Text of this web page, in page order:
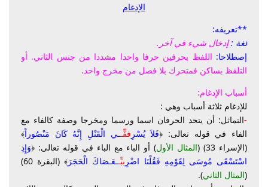
الإدغام
**تعريفه:
لغة :إدخال شيء في آخر .
إصطلاحا: اللفظ بحرفين حرفا واحدا مشددا من جنس الثاني. أو
التلفظ بساكن فمتحرك بلا فصل من مخرج واحد.
أسباب الإدغام:
للإدغام ثلاثة أسباب وهي :
-التماثل: أن يتحد الحرفان اسما ورسما ومخرجا وصفة كالفاء مع
الفاء في قوله تعالى: ﴿فَلاَ يُسْرِ ففِّــي الْقَتْلِ إِنَّهُ كَانَ مَنْصُوراً﴾
(الإسراء 33) (
المثال الأول) أو الباء مع الباء في قوله تعالى: ﴿وَإِذِ
اسْتَسْقَى مُوسَى لِقَوْمِهِ فَقُلْنَا اضْرِ ببِّــعَـصَاكَ الْحَجَرَ
﴾ (البقرة 60)
(المثال الثاني).